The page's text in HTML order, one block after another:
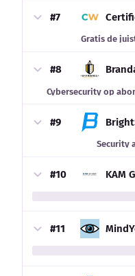
#7
Gratis de
#8
Cybersecurity op
#9
Security
#10 KAM
#11